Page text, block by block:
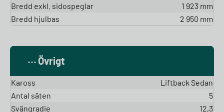
Bredd exkl. sidospeglar
1 923 mm
Bredd hjulbas
2 950 mm
Övrigt
Kaross
Liftback Sedan
Antal säten
5
Svängradie
12,3